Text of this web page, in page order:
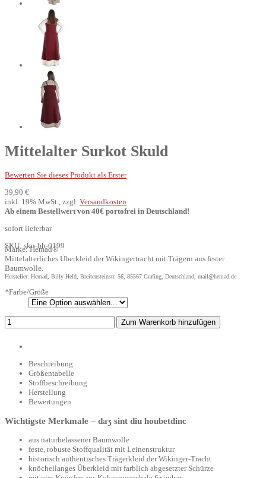
Mittelalter Surkot Skuld
Bewerten Sie dieses Produkt als Erster
39,90 €
inkl. 19% MwSt., zzgl. Versandkosten
Ab einem Bestellwert von 40€ portofrei in Deutschland!
sofort lieferbar
SKU: sku-bh-0199
Marke: Hemad®
Mittelalterliches Überkleid der Wikingertracht mit Trägern aus fester
Baumwolle.
Hersteller: Hemad, Billy Held, Breitensteinstr. 56, 85567 Grafing, Deutschland, mail@hemad.de
*Farbe/Größe
Zum Warenkorb hinzufügen
Beschreibung
Größentabelle
Stoffbeschreibung
Herstellung
Bewertungen
Wichtigste Merkmale – daʒ sint diu houbetdinc
aus naturbelassener Baumwolle
feste, robuste Stoffqualität mit Leinenstruktur
historisch authentisches Trägerkleid der Wikinger-Tracht
knöchellanges Überkleid mit farblich abgesetzter Schürze